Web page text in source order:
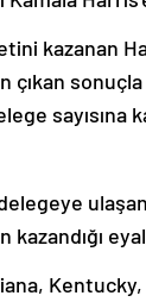
kazanan
çıkan
sayısına